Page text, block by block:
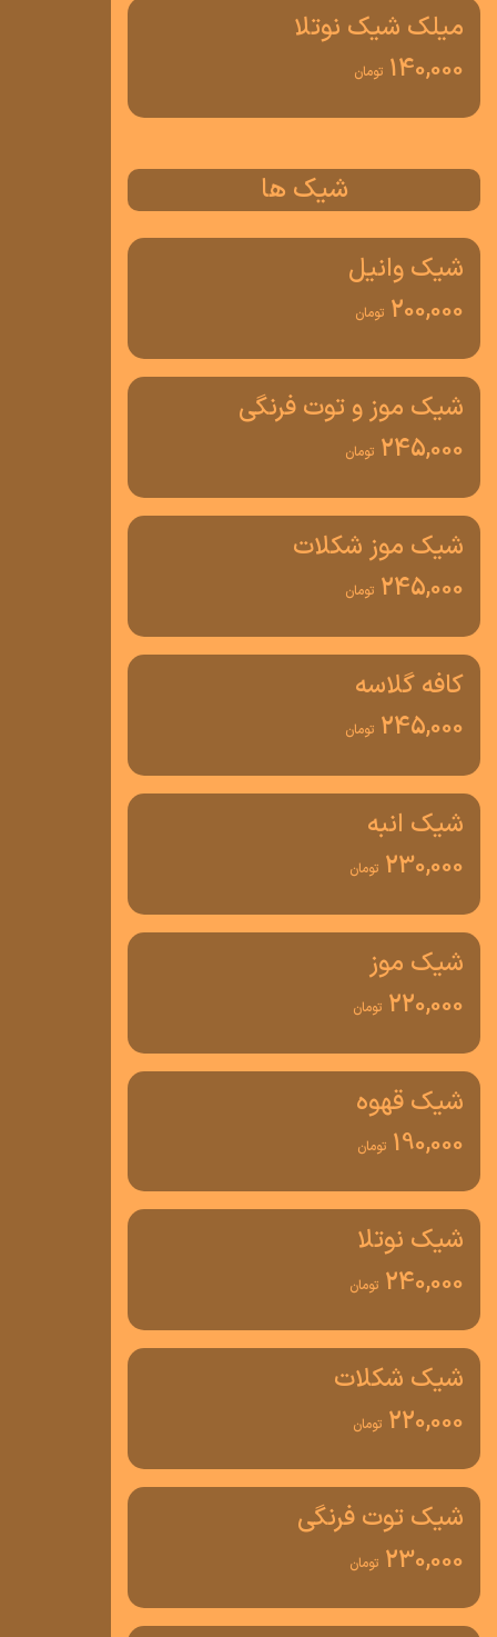
میلک شیک نوتلا
140,000 تومان
شیک ها
شیک وانیل
200,000 تومان
شیک موز و توت فرنگی
245,000 تومان
شیک موز شکلات
245,000 تومان
کافه گلاسه
245,000 تومان
شیک انبه
230,000 تومان
شیک موز
220,000 تومان
شیک قهوه
190,000 تومان
شیک نوتلا
240,000 تومان
شیک شکلات
220,000 تومان
شیک توت فرنگی
230,000 تومان